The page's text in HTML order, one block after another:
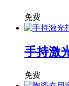
免费
手持激
免费